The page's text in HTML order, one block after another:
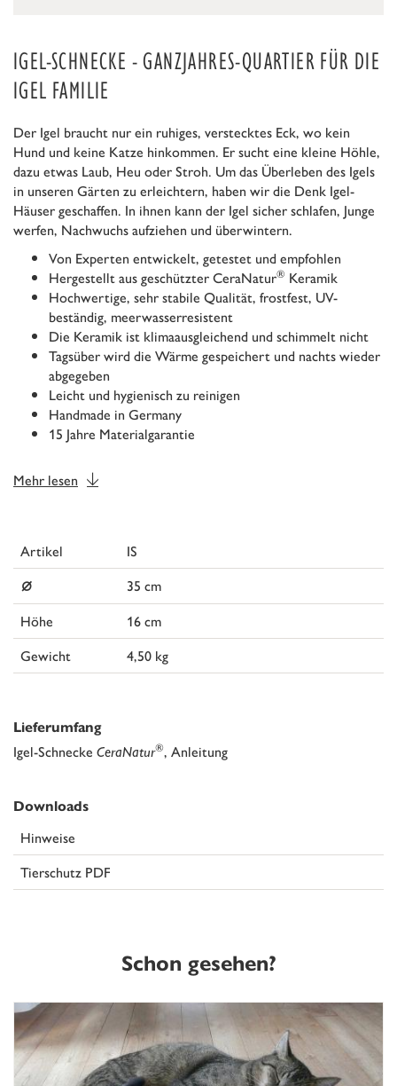
IGEL-SCHNECKE - GANZJAHRES-QUARTIER FÜR DIE
IGEL FAMILIE
Der Igel braucht nur ein ruhiges, verstecktes Eck, wo kein
Hund und keine Katze hinkommen. Er sucht eine kleine Höhle,
dazu etwas Laub, Heu oder Stroh. Um das Überleben des Igels
in unseren Gärten zu erleichtern, haben wir die Denk Igel-
Häuser geschaffen. In ihnen kann der Igel sicher schlafen, Junge
werfen, Nachwuchs aufziehen und überwintern.
Von Experten entwickelt, getestet und empfohlen
Hergestellt aus geschützter CeraNatur® Keramik
Hochwertige, sehr stabile Qualität, frostfest, UV-
beständig, meerwasserresistent
Die Keramik ist klimaausgleichend und schimmelt nicht
Tagsüber wird die Wärme gespeichert und nachts wieder
abgegeben
Leicht und hygienisch zu reinigen
Handmade in Germany
15 Jahre Materialgarantie
Mehr lesen
Artikel IS
⌀
35 cm
Höhe
16 cm
Gewicht
4,50 kg
Lieferumfang
Igel-Schnecke CeraNatur®, Anleitung
Downloads
Hinweise
Tierschutz PDF
Schon gesehen?